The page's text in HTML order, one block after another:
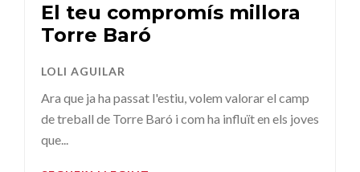
El teu compromís millora
Torre Baró
LOLI AGUILAR
Ara que ja ha passat l'estiu, volem valorar el camp
de treball de Torre Baró i com ha influït en els joves
que...